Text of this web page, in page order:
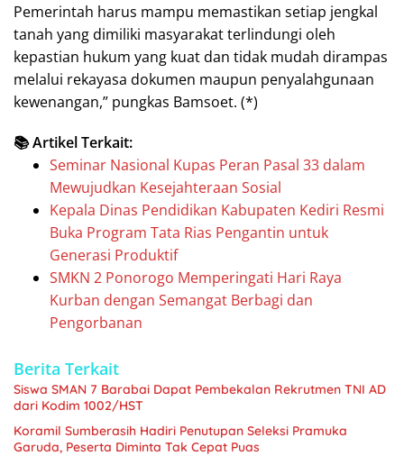
Pemerintah harus mampu memastikan setiap jengkal
tanah yang dimiliki masyarakat terlindungi oleh
kepastian hukum yang kuat dan tidak mudah dirampas
melalui rekayasa dokumen maupun penyalahgunaan
kewenangan,” pungkas Bamsoet. (*)
📚 Artikel Terkait:
Seminar Nasional Kupas Peran Pasal 33 dalam
Mewujudkan Kesejahteraan Sosial
Kepala Dinas Pendidikan Kabupaten Kediri Resmi
Buka Program Tata Rias Pengantin untuk
Generasi Produktif
SMKN 2 Ponorogo Memperingati Hari Raya
Kurban dengan Semangat Berbagi dan
Pengorbanan
Berita Terkait
Siswa SMAN 7 Barabai Dapat Pembekalan Rekrutmen TNI AD
dari Kodim 1002/HST
Koramil Sumberasih Hadiri Penutupan Seleksi Pramuka
Garuda, Peserta Diminta Tak Cepat Puas